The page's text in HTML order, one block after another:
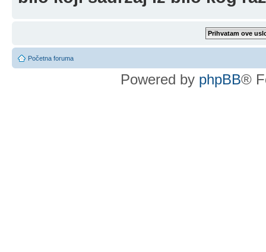
Početna foruma
Powered by phpBB®